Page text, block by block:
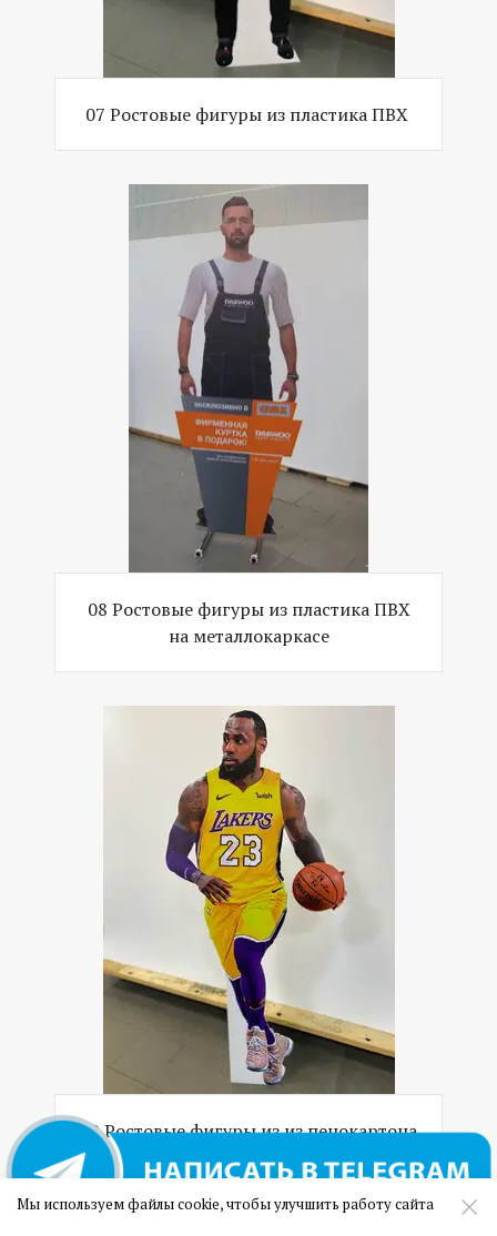
07 Ростовые фигуры из пластика ПВХ
08 Ростовые фигуры из пластика ПВХ
на металлокаркасе
09 Ростовые фигуры из из пенокартона
(сэндвич панель)
Мы используем файлы cookie, чтобы улучшить работу сайта